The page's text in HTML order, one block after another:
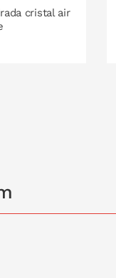
cristal air